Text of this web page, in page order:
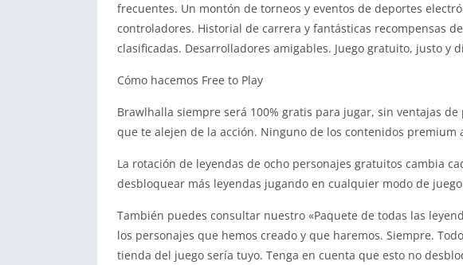
frecuentes. Un montón de torneos y eventos de deportes
controladores. Historial de carrera y fantásticas recompensas
clasificadas. Desarrolladores amigables. Juego gratuito, justo y
Cómo hacemos Free to Play
Brawlhalla siempre será 100% gratis para jugar, sin ventajas
que te alejen de la acción. Ninguno de los contenidos premium
La rotación de leyendas de ocho personajes gratuitos cambia
desbloquear más leyendas jugando en cualquier modo de
También puedes consultar nuestro «Paquete de todas las
los personajes que hemos creado y que haremos. Siempre.
tienda del juego sería tuyo. Tenga en cuenta que esto no